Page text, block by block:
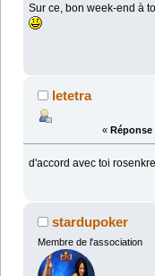
Sur ce, bon week-end à
letetra
« Réponse
d'accord avec toi
stardupoker
Membre de l'association